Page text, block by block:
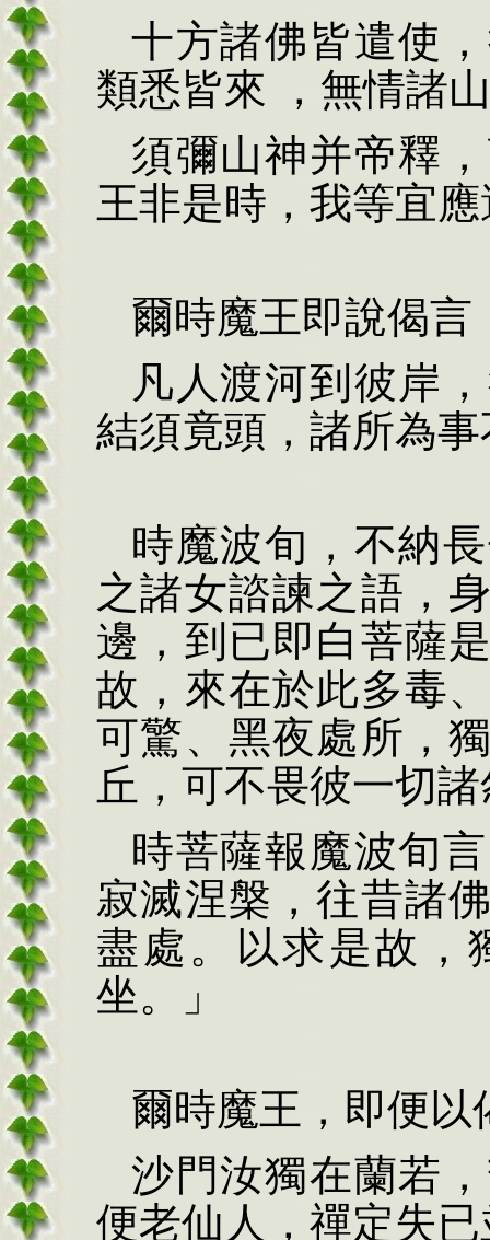
十方諸佛皆遣使
類悉皆來 ，無情諸
須彌山神并帝釋
王非是時，我等宜
爾時魔王即說偈言
凡人渡河到彼岸
結須竟頭，諸所為
時魔波旬，不納
之諸女諮諫之語，
邊，到已即白菩薩
故，來在於此多毒
可驚、黑夜處所，
丘，可不畏彼一切
時菩薩報魔波旬
寂滅涅槃，往昔諸
盡處。以求是故，
坐。」
爾時魔王，即便以
沙門汝獨在蘭若
便老仙人，禪定失